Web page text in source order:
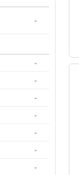
-
-
-
-
-
-
-
-